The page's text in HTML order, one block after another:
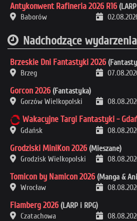
Antykonwent Rafineria 2026 R16
Baborów
Nadchodzące wydarzenia
Brzeskie Dni Fantastyki 2026
Brzeg
Gorcon 2026 (Fantastyka)
Gorzów Wielkopolski
Wakacyjne Targi Fantastyki -
Gdańsk
Grodziski MiniKon 2026 (Mieszane)
Grodzisk Wielkopolski
Tomicon by Namicon 2026 (Manga &
Wrocław
Flamberg 2026 (LARP i RPG)
Czatachowa